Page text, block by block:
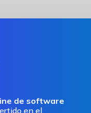
de software
en el